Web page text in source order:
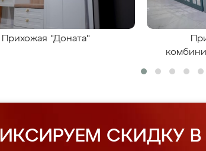
Прихожая "Доната"
СКИДКУ В